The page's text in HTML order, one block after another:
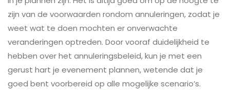
zijn van de voorwaarden rondom annuleringen, zodat je
weet wat te doen mochten er onverwachte
veranderingen optreden. Door vooraf duidelijkheid te
hebben over het annuleringsbeleid, kun je met een
gerust hart je evenement plannen, wetende dat je
goed bent voorbereid op alle mogelijke scenario’s.